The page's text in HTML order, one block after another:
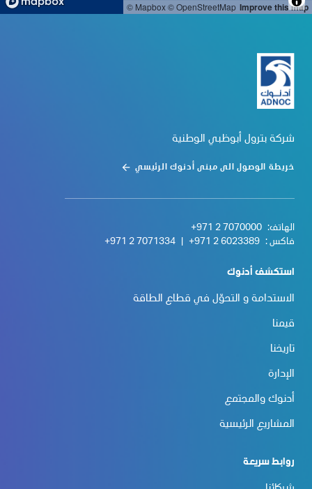
© Mapbox© OpenStreetMap Improve this map
شركة بترول أبوظبي الوطنية
خريطة الوصول الى مبنى أدنوك الرئيسي
الهاتف: +971 2 7070000
فاكس : +971 2 6023389
+971 2 7071334
استكشف أدنوك
الاستدامة و التحوّل في قطاع الطاقة
قيمنا
تاريخنا
الإدارة
أدنوك والمجتمع
المشاريع الرئيسية
روابط سريعة